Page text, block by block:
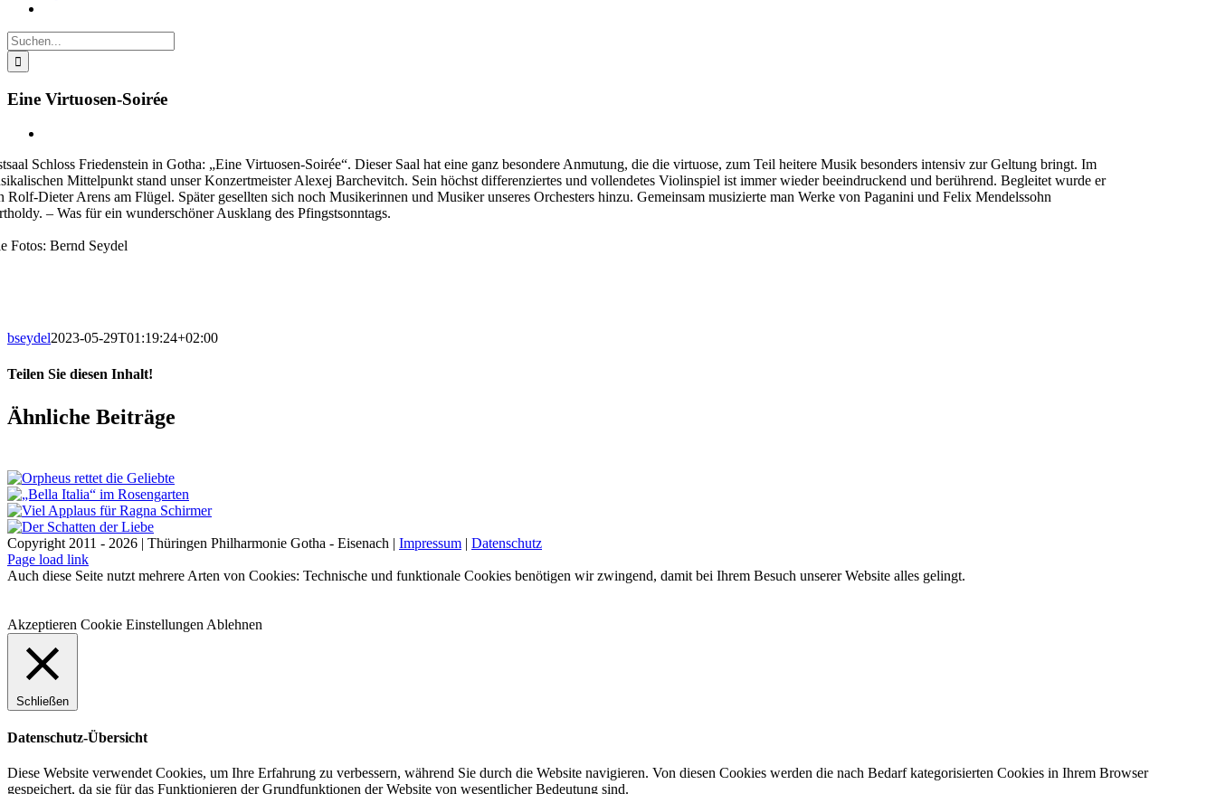
Suche
nach:
Eine Virtuosen-Soirée
Bild
Schloss Friedenstein in Gotha: „Eine Virtuosen-Soirée“. Dieser Saal hat eine ganz besondere Anmutung, die die virtuose, zum Teil heitere Musik besonders intensiv zur Geltung bringt. Im
Mittelpunkt stand unser Konzertmeister Alexej Barchevitch. Sein höchst differenziertes und vollendetes Violinspiel ist immer wieder beeindruckend und berührend. Begleitet wurde er
Rolf-Dieter Arens am Flügel. Später gesellten sich noch Musikerinnen und Musiker unseres Orchesters hinzu. Gemeinsam musizierte man Werke von Paganini und Felix Mendelssohn
– Was für ein wunderschöner Ausklang des Pfingstsonntags.
Fotos: Bernd Seydel
bseydel2023-05-29T01:19:24+02:00
Teilen Sie diesen Inhalt!
Facebook
X
LinkedIn
E-
Mail
Ähnliche Beiträge
Copyright 2011 - 2026 | Thüringen Philharmonie Gotha - Eisenach | Impressum | Datenschutz
Facebook
Instagram
WhatsApp
YouTube
E-
Mail
Telefon
Page load link
Auch diese Seite nutzt mehrere Arten von Cookies: Technische und funktionale Cookies benötigen wir zwingend, damit bei Ihrem Besuch unserer Website alles gelingt.
Akzeptieren Cookie Einstellungen Ablehnen
Schließen
Datenschutz-Übersicht
Diese Website verwendet Cookies, um Ihre Erfahrung zu verbessern, während Sie durch die Website navigieren. Von diesen Cookies werden die nach Bedarf kategorisierten Cookies in Ihrem Browser
gespeichert, da sie für das Funktionieren der Grundfunktionen der Website von wesentlicher Bedeutung sind.